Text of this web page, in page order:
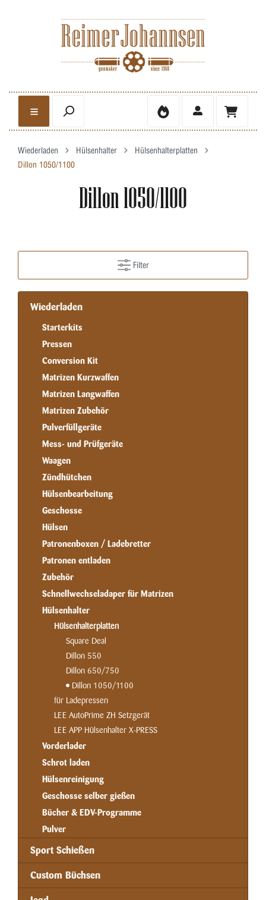
Wiederladen Hülsenhalter
Hülsenhalterplatten
Dillon 1050/1100
Dillon 1050/1100
Filter
Wiederladen
Starterkits
Pressen
Conversion Kit
Matrizen Kurzwaffen
Matrizen Langwaffen
Matrizen Zubehör
Pulverfüllgeräte
Mess- und Prüfgeräte
Waagen
Zündhütchen
Hülsenbearbeitung
Geschosse
Hülsen
Patronenboxen / Ladebretter
Patronen entladen
Zubehör
Schnellwechseladaper für Matrizen
Hülsenhalter
Hülsenhalterplatten
Square Deal
Dillon 550
Dillon 650/750
Dillon 1050/1100
für Ladepressen
LEE AutoPrime ZH Setzgerät
LEE APP Hülsenhalter X-PRESS
Vorderlader
Schrot laden
Hülsenreinigung
Geschosse selber gießen
Bücher & EDV-Programme
Pulver
Sport Schießen
Custom Büchsen